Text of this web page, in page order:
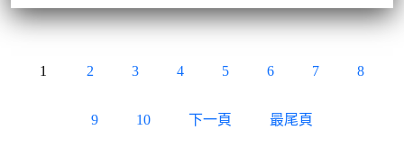
1 2 3 4 5 6 7 8
9 10 下一頁 最尾頁